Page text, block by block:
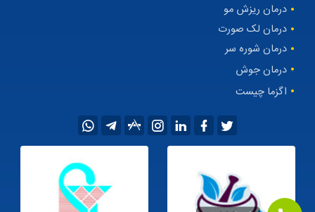
درمان ریزش مو
درمان لک صورت
درمان شوره سر
درمان جوش
اگزما چیست